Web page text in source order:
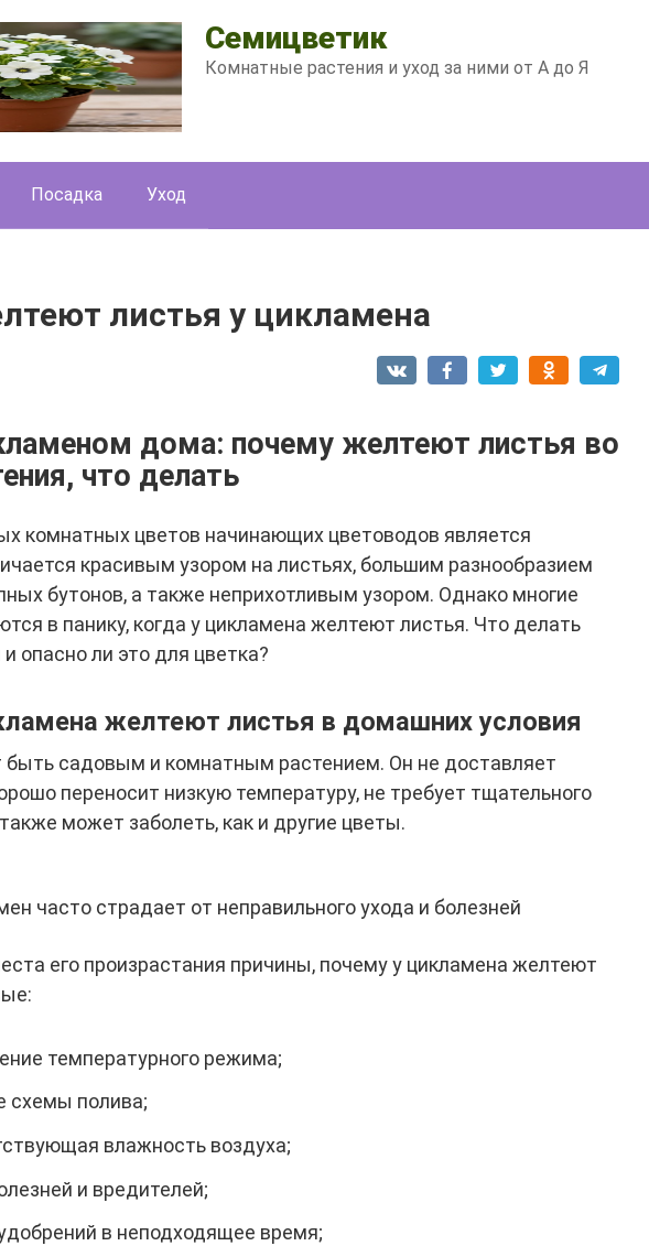
Семицветик
Комнатные растения и уход за ними от А до Я
Посадка Уход
листья у цикламена
дома: почему желтеют листья во
что делать
комнатных цветов начинающих цветоводов является
красивым узором на листьях, большим разнообразием
бутонов, а также неприхотливым узором. Однако многие
в панику, когда у цикламена желтеют листья. Что делать
опасно ли это для цветка?
желтеют листья в домашних условия
садовым и комнатным растением. Он не доставляет
переносит низкую температуру, не требует тщательного
может заболеть, как и другие цветы.
часто страдает от неправильного ухода и болезней
его произрастания причины, почему у цикламена желтеют
температурного режима;
схемы полива;
влажность воздуха;
и вредителей;
в неподходящее время;